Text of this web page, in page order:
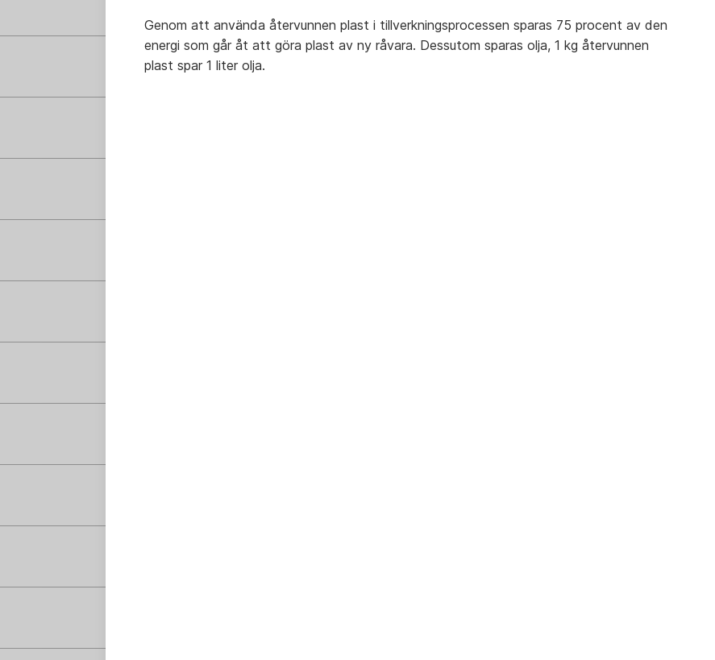
Genom att använda återvunnen plast i tillverkningsprocessen sparas 75 procent av den
energi som går åt att göra plast av ny råvara. Dessutom sparas olja, 1 kg återvunnen
plast spar 1 liter olja.